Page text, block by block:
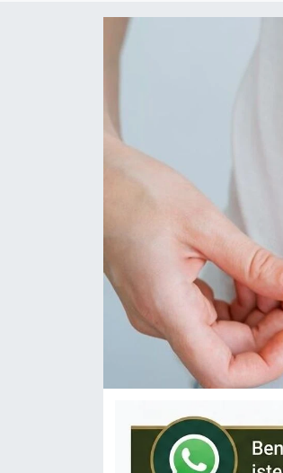
Yerel Haber
RESMİ İLAN